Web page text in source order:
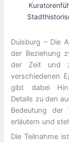
Duisburg – Die
der Beziehung
der Zeit und
verschiedenen
gibt dabei
Details zu den
Bedeutung der
erläutern und
Die Teilnahme